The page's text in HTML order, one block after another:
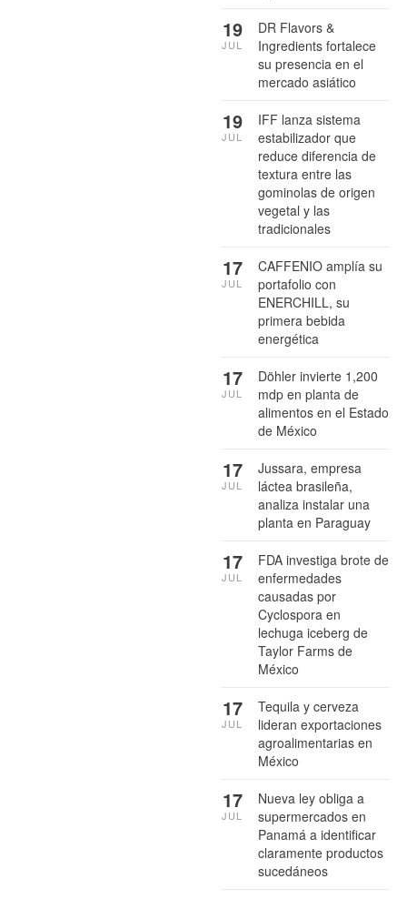
DR Flavors &
Ingredients fortalece
su presencia en el
mercado asiático
19
JUL
IFF lanza sistema
estabilizador que
reduce diferencia de
textura entre las
gominolas de origen
vegetal y las
tradicionales
19
JUL
CAFFENIO amplía su
portafolio con
ENERCHILL, su
primera bebida
energética
17
JUL
Döhler invierte 1,200
mdp en planta de
alimentos en el Estado
de México
17
JUL
Jussara, empresa
láctea brasileña,
analiza instalar una
planta en Paraguay
17
JUL
FDA investiga brote de
enfermedades
causadas por
Cyclospora en
lechuga iceberg de
Taylor Farms de
México
17
JUL
Tequila y cerveza
lideran exportaciones
agroalimentarias en
México
17
JUL
Nueva ley obliga a
supermercados en
Panamá a identificar
claramente productos
sucedáneos
17
JUL